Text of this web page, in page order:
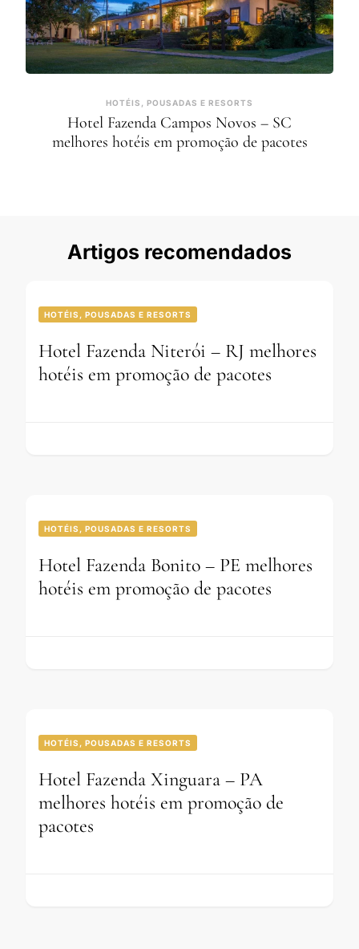
HOTÉIS, POUSADAS E RESORTS
Hotel Fazenda Campos Novos – SC
melhores hotéis em promoção de pacotes
Artigos recomendados
HOTÉIS, POUSADAS E RESORTS
Hotel Fazenda Niterói – RJ melhores
hotéis em promoção de pacotes
HOTÉIS, POUSADAS E RESORTS
Hotel Fazenda Bonito – PE melhores
hotéis em promoção de pacotes
HOTÉIS, POUSADAS E RESORTS
Hotel Fazenda Xinguara – PA
melhores hotéis em promoção de
pacotes